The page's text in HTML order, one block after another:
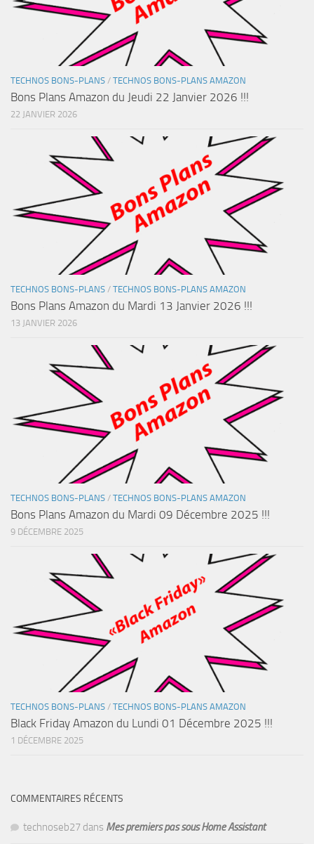
TECHNOS BONS-PLANS / TECHNOS BONS-PLANS AMAZON
Bons Plans Amazon du Jeudi 22 Janvier 2026 !!!
22 JANVIER 2026
TECHNOS BONS-PLANS / TECHNOS BONS-PLANS AMAZON
Bons Plans Amazon du Mardi 13 Janvier 2026 !!!
13 JANVIER 2026
TECHNOS BONS-PLANS / TECHNOS BONS-PLANS AMAZON
Bons Plans Amazon du Mardi 09 Décembre 2025 !!!
9 DÉCEMBRE 2025
TECHNOS BONS-PLANS / TECHNOS BONS-PLANS AMAZON
Black Friday Amazon du Lundi 01 Décembre 2025 !!!
1 DÉCEMBRE 2025
COMMENTAIRES RÉCENTS
technoseb27 dans Mes premiers pas sous Home Assistant